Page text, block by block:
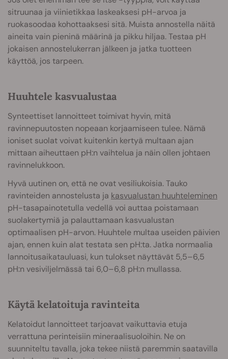
sitruunaa ja viinietikkaa laskeaksesi pH-arvoa ja
ruokasoodaa kohottaaksesi sitä. Muista annostella näitä
aineita vain pieninä määrinä ja pikku hiljaa. Testaa pH
jokaisen annostelukerran jälkeen ja jatka tuotteen
käyttöä, jos tarpeen.
Huuhtele kasvualustaa
Synteettiset lannoitteet toimivat hyvin, mitä
ravinnepuutosten nopeaan korjaamiseen tulee. Nämä
ioniset suolat voivat kuitenkin kertyä multaan ajan
mittaan aiheuttaen pH:n vaihtelua ja näin ollen johtaen
ravinnelukkoon.
Hyvä uutinen on, että ne ovat vesiliukoisia. Tauko
ravinteiden annostelusta ja kasvualustan huuhteleminen
pH-tasapainotetulla vedellä voi auttaa poistamaan
suolakertymiä ja palauttamaan kasvualustan
optimaalisen pH-arvon. Huuhtele multaa useiden päivien
ajan, ennen kuin alat testata sen pH:ta. Jatka normaalia
lannoitusaikatauluasi, kun tulokset näyttävät 5,5–6,5
pH:n vesiviljelmässä tai 6,0–6,8 pH:n mullassa.
Käytä kelatoituja ravinteita
Kelatoidut lannoitteet tarjoavat vaikuttavia etuja
verrattuna perinteisiin mineraalisuoloihin. Ne on
suunniteltu tavalla, joka tekee niistä paremmin saatavilla